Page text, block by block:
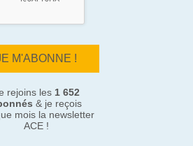
rejoins les 1 652
& je reçois
mois la newsletter
ACE !